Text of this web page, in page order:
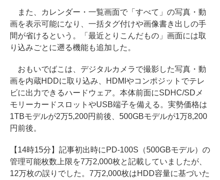
また、カレンダー・一覧画面で「すべて」の写真・動
画を表示可能になり、一括タグ付けや画像書き出しの手
間が省けるという。「最近とりこんだもの」画面には取
り込みごとに遡る機能も追加した。
おもいでばこは、デジタルカメラで撮影した写真・動
画を内蔵HDDに取り込み、HDMIやコンポジットでテレ
ビに出力できるハードウェア。本体前面にSDHC/SDメ
モリーカードスロットやUSB端子を備える。実勢価格は
1TBモデルが2万5,200円前後、500GBモデルが1万8,200
円前後。
【14時15分】記事初出時にPD-100S（500GBモデル）の
管理可能枚数上限を7万2,000枚と記載していましたが、
12万枚の誤りでした。7万2,000枚はHDD容量に基づいた